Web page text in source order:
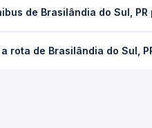
condições de tráfego. Na
de Brasilândia do Sul,
da compra. Na
rota de Brasilândia do Sul,